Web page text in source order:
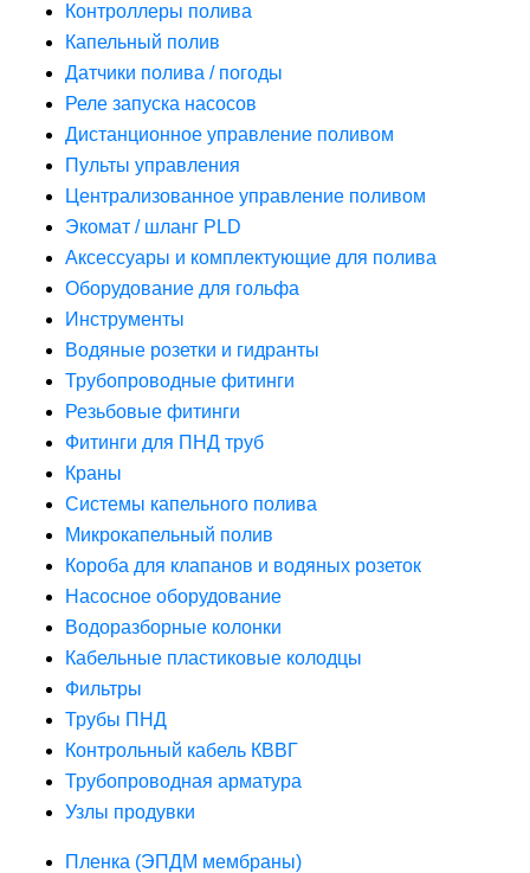
Контроллеры полива
Капельный полив
Датчики полива / погоды
Реле запуска насосов
Дистанционное управление поливом
Пульты управления
Централизованное управление поливом
Экомат / шланг PLD
Аксессуары и комплектующие для полива
Оборудование для гольфа
Инструменты
Водяные розетки и гидранты
Трубопроводные фитинги
Резьбовые фитинги
Фитинги для ПНД труб
Краны
Системы капельного полива
Микрокапельный полив
Короба для клапанов и водяных розеток
Насосное оборудование
Водоразборные колонки
Кабельные пластиковые колодцы
Фильтры
Трубы ПНД
Контрольный кабель КВВГ
Трубопроводная арматура
Узлы продувки
Пленка (ЭПДМ мембраны)